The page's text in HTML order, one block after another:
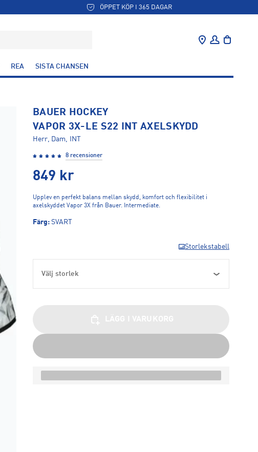
ÖPPET KÖP I 365 DAGAR
REA SISTA CHANSEN
BAUER HOCKEY
VAPOR 3X-LE S22 INT AXELSKYDD
Herr, Dam, INT
8 recensioner
849 kr
Upplev en perfekt balans mellan skydd, komfort och flexibilitet i
axelskyddet Vapor 3X från Bauer. Intermediate.
Färg: SVART
Storlekstabell
Välj storlek